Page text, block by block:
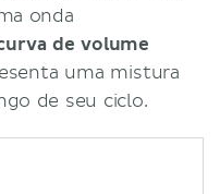
onda
de volume
uma mistura
de seu ciclo.